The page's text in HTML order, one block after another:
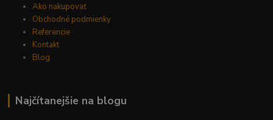
Ako nakupovať
Obchodné podmienky
Referencie
Kontakt
Blog
Najčítanejšie na blogu